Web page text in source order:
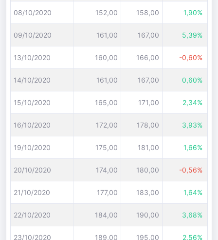
08/10/2020 152,00 158,00 1,90%
09/10/2020 161,00 167,00 5,39%
13/10/2020 160,00 166,00 -0,60%
14/10/2020 161,00 167,00 0,60%
15/10/2020 165,00 171,00 2,34%
16/10/2020 172,00 178,00 3,93%
19/10/2020 175,00 181,00 1,66%
20/10/2020 174,00 180,00 -0,56%
21/10/2020 177,00 183,00 1,64%
22/10/2020 184,00 190,00 3,68%
23/10/2020 189,00 195,00 2,56%